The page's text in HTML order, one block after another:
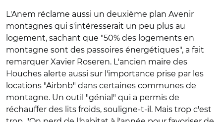
L'Anem réclame aussi un deuxième plan Avenir
montagnes qui s'intéresserait un peu plus au
logement, sachant que "50% des logements en
montagne sont des passoires énergétiques", a fait
remarquer Xavier Roseren. L'ancien maire des
Houches alerte aussi sur l'importance prise par les
locations "Airbnb" dans certaines communes de
montagne. Un outil "génial" qui a permis de
réchauffer des lits froids, souligne-t-il. Mais trop c'est